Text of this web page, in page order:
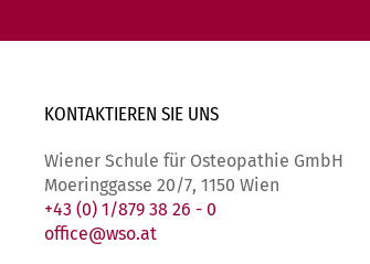
KONTAKTIEREN SIE UNS
Wiener Schule für Osteopathie GmbH
Moeringgasse 20/7, 1150 Wien
+43 (0) 1/879 38 26 - 0
office@wso.at